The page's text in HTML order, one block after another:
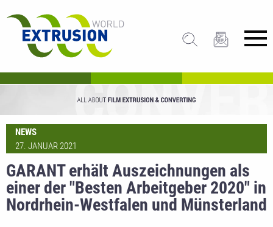
NEWS
27. JANUAR 2021
GARANT erhält Auszeichnungen als
einer der "Besten Arbeitgeber 2020" in
Nordrhein-Westfalen und Münsterland